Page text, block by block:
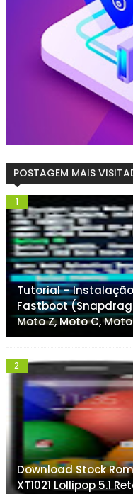
POSTAGEM MAIS
Tutorial –
Fastboot
Moto Z, Moto C,
Download Stock Rom
XT1021 Lollipop 5.1